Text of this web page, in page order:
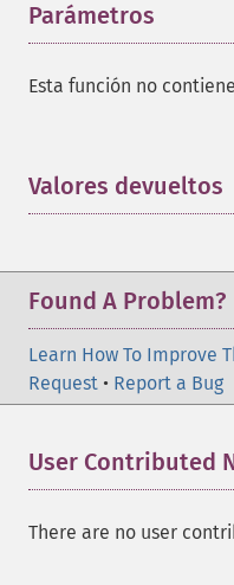
Parámetros
Esta función no
Valores devueltos
Found A Problem?
Learn How To Improve
Request • Report a Bug
User Contributed
There are no user